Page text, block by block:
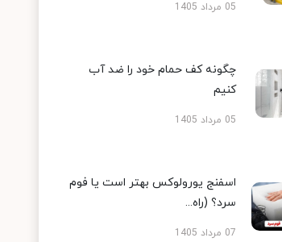
05 مرداد 1405
چگونه کف حمام خود را ضد آب
کنیم
05 مرداد 1405
اسفنج یورولوکس بهتر است یا فوم
سرد؟ (راه...
07 مرداد 1405